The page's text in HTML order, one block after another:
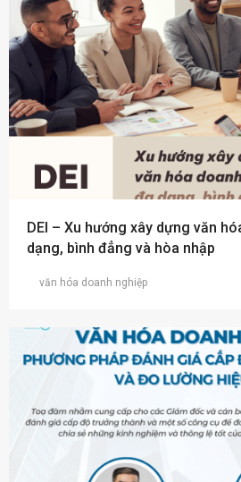
DEI – Xu hướng xây dựng văn
dạng, bình đẳng và hòa nhập
văn hóa doanh nghiệp